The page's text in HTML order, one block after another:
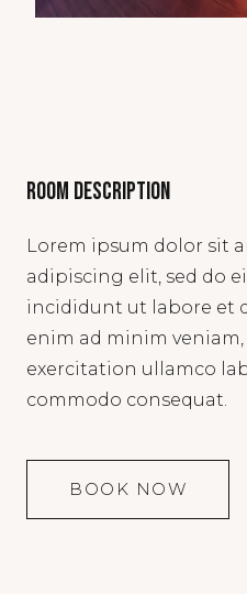
Room description
Lorem ipsum dolor sit
adipiscing elit, sed do
incididunt ut labore et
enim ad minim
exercitation ullamco
commodo consequat.
BOOK NOW